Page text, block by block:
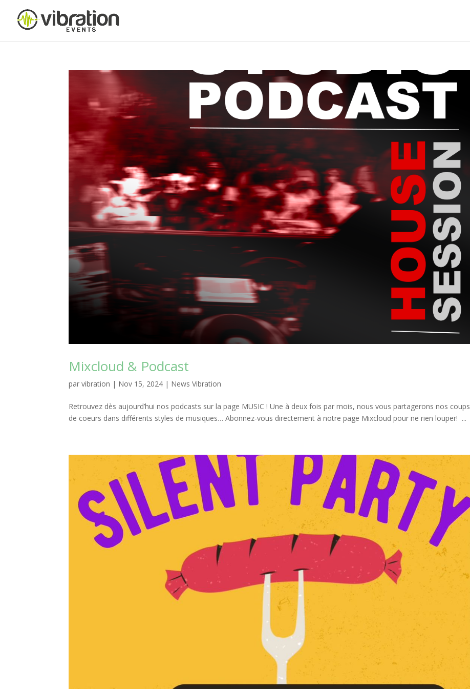
Mixcloud & Podcast
parvibration | Nov 15, 2024 | News Vibration
Retrouvez dès aujourd’hui nos podcasts sur la page MUSIC ! Une à deux fois par mois, nous vous partagerons nos coups
de coeurs dans différents styles de musiques… Abonnez-vous directement à notre page Mixcloud pour ne rien louper! ...